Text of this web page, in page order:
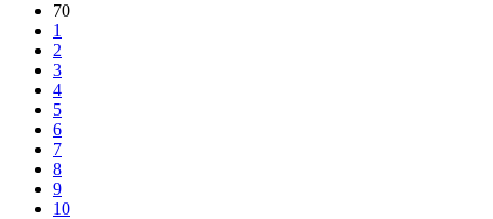
70
1
2
3
4
5
6
7
8
9
10